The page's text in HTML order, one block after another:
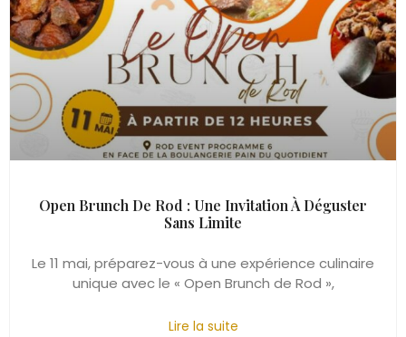
Open Brunch De Rod : Une Invitation À Déguster
Sans Limite
Le 11 mai, préparez-vous à une expérience culinaire
unique avec le « Open Brunch de Rod »,
Lire la suite